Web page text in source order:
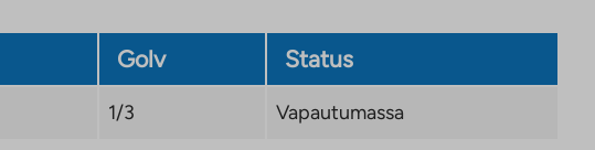
Golv Status
1/3 Vapautumassa